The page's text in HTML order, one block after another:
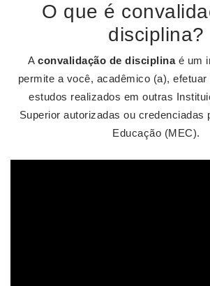
O que é
disciplina?
Aconvalidação de disciplinaé um
permite a você, acadêmico (a),
estudos realizados em outras
Superior autorizadas ou credenciadas
Educação (MEC).